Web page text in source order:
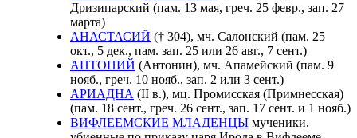
Дризипарский (пам. 13 мая, греч. 25 февр., зап. 27
марта)
АНАСТАСИЙ († 304), мч. Салонский (пам. 25
окт., 5 дек., пам. зап. 25 или 26 авг., 7 сент.)
АНТОНИЙ (Антонин), мч. Апамейский (пам. 9
нояб., греч. 10 нояб., зап. 2 или 3 сент.)
АРИАДНА (II в.), мц. Промисская (Примнесская)
(пам. 18 сент., греч. 26 сент., зап. 17 сент. и 1 нояб.)
ВИФЛЕЕМСКИЕ МЛАДЕНЦЫ мученики,